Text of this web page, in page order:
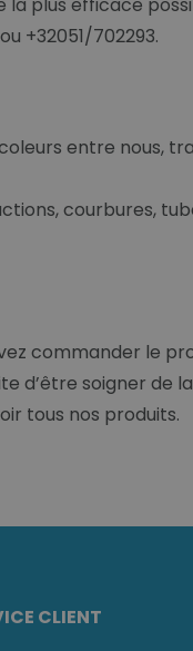
ou +32051/702293.
entre nous,
courbures,
commander le
d’être soigner de
tous nos produits.
CLIENT